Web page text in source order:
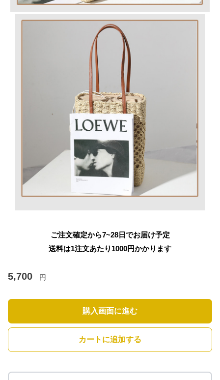
ご注文確定から7~28日でお届け予定
送料は1注文あたり 1000円かかります
5,700 円
購入画面に進む
カートに追加する